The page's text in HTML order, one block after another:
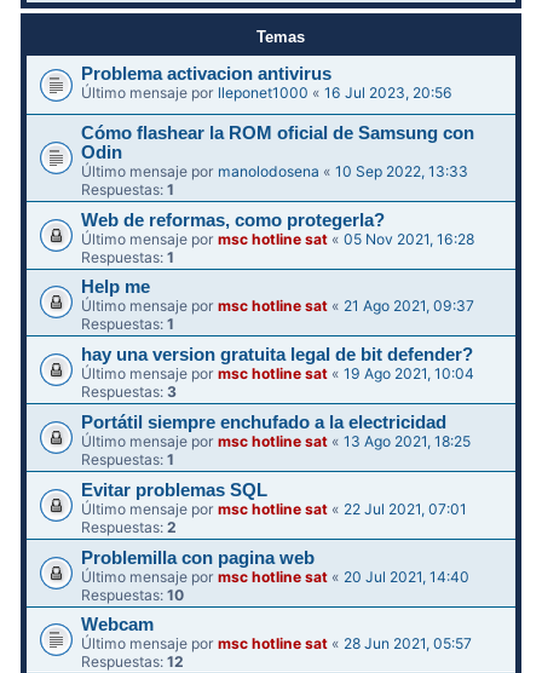
Temas
Problema activacion antivirus
Último mensaje por lleponet1000 «16 Jul 2023, 20:56
Cómo flashear la ROM oficial de Samsung con
Odin
Último mensaje por manolodosena «10 Sep 2022, 13:33
Respuestas:1
Web de reformas, como protegerla?
Último mensaje pormsc hotline sat «05 Nov 2021, 16:28
Respuestas:1
Help me
Último mensaje pormsc hotline sat « 21 Ago 2021, 09:37
Respuestas:1
hay una version gratuita legal de bit defender?
Último mensaje pormsc hotline sat «19 Ago 2021, 10:04
Respuestas:3
Portátil siempre enchufado a la electricidad
Último mensaje pormsc hotline sat «13 Ago 2021, 18:25
Respuestas:1
Evitar problemas SQL
Último mensaje pormsc hotline sat « 22 Jul 2021, 07:01
Respuestas:2
Problemilla con pagina web
Último mensaje pormsc hotline sat « 20 Jul 2021, 14:40
Respuestas:10
Webcam
Último mensaje pormsc hotline sat « 28 Jun 2021, 05:57
Respuestas:12